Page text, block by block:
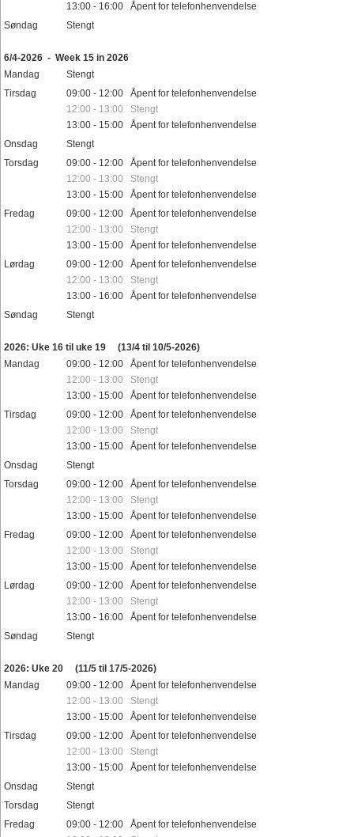
13:00 - 16:00 Åpent for telefonhenvendelse
Søndag
Stengt
6/4-2026 - Week 15 in 2026
Mandag
Stengt
Tirsdag
09:00 - 12:00 Åpent for telefonhenvendelse
12:00 - 13:00 Stengt
13:00 - 15:00 Åpent for telefonhenvendelse
Onsdag
Stengt
Torsdag
09:00 - 12:00 Åpent for telefonhenvendelse
12:00 - 13:00 Stengt
13:00 - 15:00 Åpent for telefonhenvendelse
Fredag
09:00 - 12:00 Åpent for telefonhenvendelse
12:00 - 13:00 Stengt
13:00 - 15:00 Åpent for telefonhenvendelse
Lørdag
09:00 - 12:00 Åpent for telefonhenvendelse
12:00 - 13:00 Stengt
13:00 - 16:00 Åpent for telefonhenvendelse
Søndag
Stengt
2026: Uke 16 til uke 19
(13/4 til 10/5-2026)
Mandag
09:00 - 12:00 Åpent for telefonhenvendelse
12:00 - 13:00 Stengt
13:00 - 15:00 Åpent for telefonhenvendelse
Tirsdag
09:00 - 12:00 Åpent for telefonhenvendelse
12:00 - 13:00 Stengt
13:00 - 15:00 Åpent for telefonhenvendelse
Onsdag
Stengt
Torsdag
09:00 - 12:00 Åpent for telefonhenvendelse
12:00 - 13:00 Stengt
13:00 - 15:00 Åpent for telefonhenvendelse
Fredag
09:00 - 12:00 Åpent for telefonhenvendelse
12:00 - 13:00 Stengt
13:00 - 15:00 Åpent for telefonhenvendelse
Lørdag
09:00 - 12:00 Åpent for telefonhenvendelse
12:00 - 13:00 Stengt
13:00 - 16:00 Åpent for telefonhenvendelse
Søndag
Stengt
2026: Uke 20
(11/5 til 17/5-2026)
Mandag
09:00 - 12:00 Åpent for telefonhenvendelse
12:00 - 13:00 Stengt
13:00 - 15:00 Åpent for telefonhenvendelse
Tirsdag
09:00 - 12:00 Åpent for telefonhenvendelse
12:00 - 13:00 Stengt
13:00 - 15:00 Åpent for telefonhenvendelse
Onsdag
Stengt
Torsdag
Stengt
Fredag
09:00 - 12:00 Åpent for telefonhenvendelse